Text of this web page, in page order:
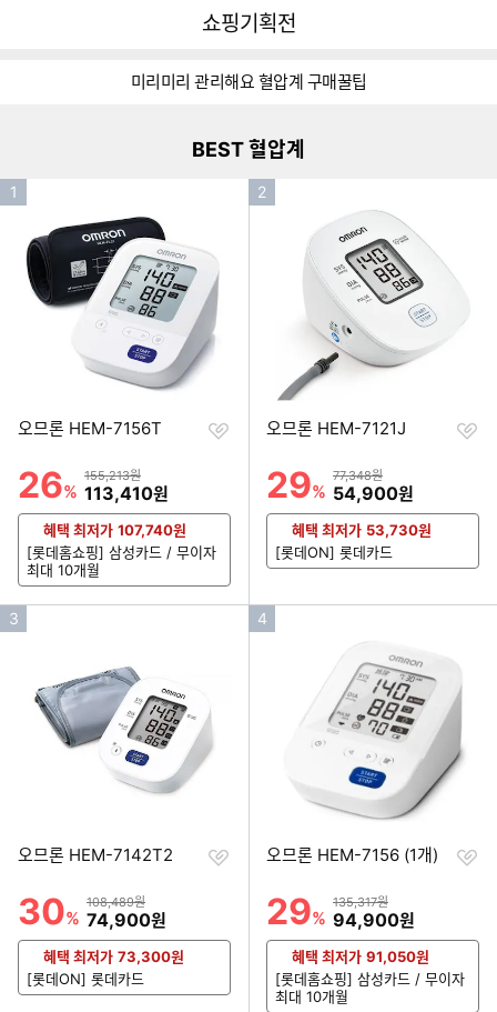
다나와
쇼핑기획전
미리미리 관리해요 혈압계 구매꿀팁
BEST 혈압계
인1
오므론 HEM-7156T
할인률
26%
상품금액
155,213원
할인금액
113,410원
찜
혜택 최저가 107,740원
[롯데홈쇼핑] 삼성카드 / 무이자
최대 10개월
인
2
오므론 HEM-7121J
할인률
29%
상품금액
77,348원
할인금액
54,900원
찜
혜택 최저가 53,730원
[롯데ON] 롯데카드
인
3
오므론 HEM-7142T2
할인률
30%
상품금액
108,489원
할인금액
74,900원
찜
혜택 최저가 73,300원
[롯데ON] 롯데카드
인
4
오므론 HEM-7156 (1개)
할인률
29%
상품금액
135,317원
할인금액
94,900원
찜
혜택 최저가 91,050원
[롯데홈쇼핑] 삼성카드 / 무이자
최대 10개월